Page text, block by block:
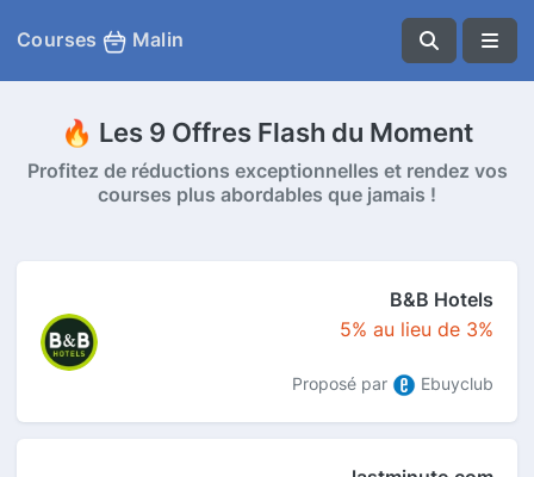
Courses Malin
🔥 Les 9 Offres Flash du Moment
Profitez de réductions exceptionnelles et rendez vos
courses plus abordables que jamais !
B&B Hotels
5% au lieu de 3%
Proposé par Ebuyclub